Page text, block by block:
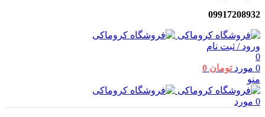
09917208932
ورود / ثبت نام
0
0 مورد تومان
منو
0 مورد